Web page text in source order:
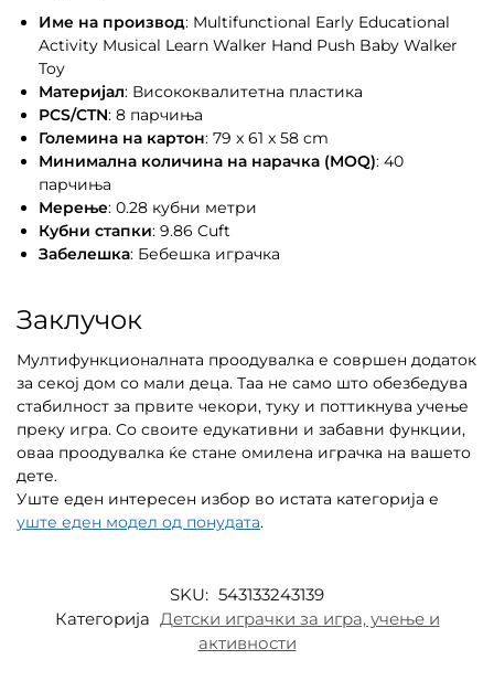
Име на производ: Multifunctional Early Educational
Activity Musical Learn Walker Hand Push Baby Walker
Toy
Материјал: Висококвалитетна пластика
PCS/CTN: 8 парчиња
Големина на картон: 79 x 61 x 58 cm
Минимална количина на нарачка (MOQ): 40
парчиња
Мерење: 0.28 кубни метри
Кубни стапки: 9.86 Cuft
Забелешка: Бебешка играчка
Заклучок
Мултифункционалната проодувалка е совршен додаток
за секој дом со мали деца. Таа не само што обезбедува
стабилност за првите чекори, туку и поттикнува учење
преку игра. Со своите едукативни и забавни функции,
оваа проодувалка ќе стане омилена играчка на вашето
дете.
Уште еден интересен избор во истата категорија е
уште еден модел од понудата.
SKU: 543133243139
Категорија Детски играчки за игра, учење и
активности